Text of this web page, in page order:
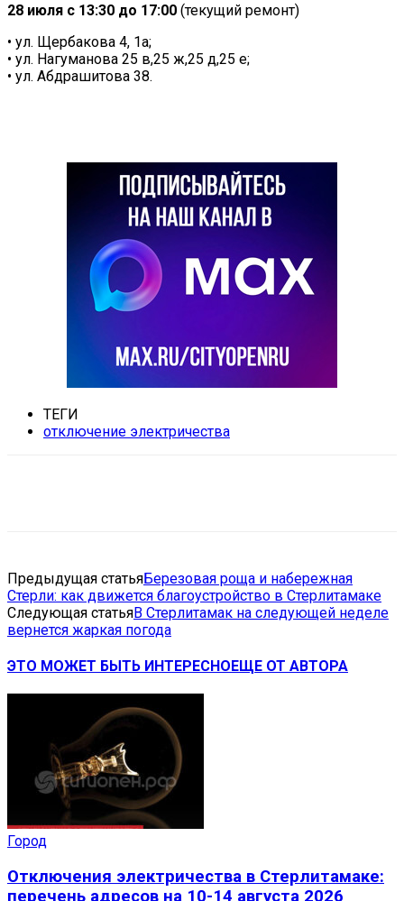
28 июля с 13:30 до 17:00 (текущий ремонт)
• ул. Щербакова 4, 1а;
• ул. Нагуманова 25 в,25 ж,25 д,25 е;
• ул. Абдрашитова 38.
ТЕГИ
отключение электричества
Предыдущая статьяБерезовая роща и набережная
Стерли: как движется благоустройство в Стерлитамаке
Следующая статьяВ Стерлитамак на следующей неделе
вернется жаркая погода
ЭТО МОЖЕТ БЫТЬ ИНТЕРЕСНОЕЩЕ ОТ АВТОРА
Город
Отключения электричества в Стерлитамаке:
перечень адресов на 10-14 августа 2026